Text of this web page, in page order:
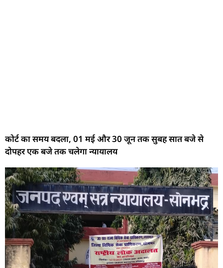
कोर्ट का समय बदला, 01 मई और 30 जून तक सुबह सात बजे से
दोपहर एक बजे तक चलेगा न्यायालय